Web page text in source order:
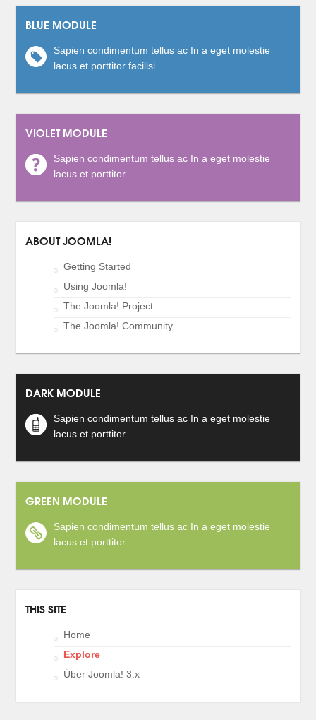
BLUE MODULE
Sapien condimentum tellus ac In a eget molestie
lacus et porttitor facilisi.
VIOLET MODULE
Sapien condimentum tellus ac In a eget molestie
lacus et porttitor.
ABOUT JOOMLA!
Getting Started
Using Joomla!
The Joomla! Project
The Joomla! Community
DARK MODULE
Sapien condimentum tellus ac In a eget molestie
lacus et porttitor.
GREEN MODULE
Sapien condimentum tellus ac In a eget molestie
lacus et porttitor.
THIS SITE
Home
Explore
Über Joomla! 3.x